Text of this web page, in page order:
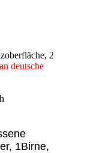
2
deutsche
1Birne,